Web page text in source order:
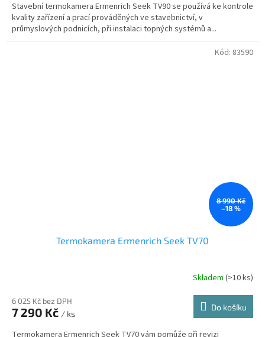
Stavební termokamera Ermenrich Seek TV90 se používá ke kontrole
kvality zařízení a prací prováděných ve stavebnictví, v
průmyslových podnicích, při instalaci topných systémů a...
8 990 Kč
–18 %
Termokamera Ermenrich Seek TV70
Skladem (>10 ks)
6 025 Kč bez DPH
7 290 Kč / ks
Do košíku
Kód: 83590